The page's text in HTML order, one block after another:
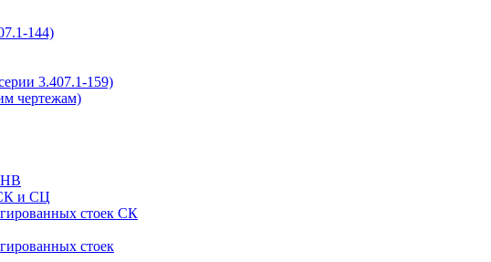
144)
3.407.1-159)
чертежам)
и СЦ
стоек СК
стоек